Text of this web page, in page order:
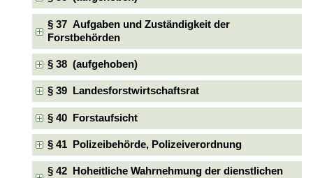
§ 37 Aufgaben und Zuständigkeit der
Forstbehörden
§ 38 (aufgehoben)
§ 39 Landesforstwirtschaftsrat
§ 40 Forstaufsicht
§ 41 Polizeibehörde, Polizeiverordnung
§ 42 Hoheitliche Wahrnehmung der dienstlichen